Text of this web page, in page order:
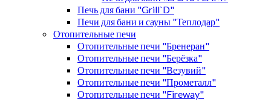
Печь для бани "Grill`D"
Печи для бани и сауны "Теплодар"
Отопительные печи
Отопительные печи "Бренеран"
Отопительные печи "Берёзка"
Отопительные печи "Везувий"
Отопительные печи "Прометалл"
Отопительные печи "Fireway"